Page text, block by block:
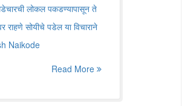
लोकल पकडण्यापासून ते
राहणे सोयीचे पडेल या विचाराने
Naikode
Read More